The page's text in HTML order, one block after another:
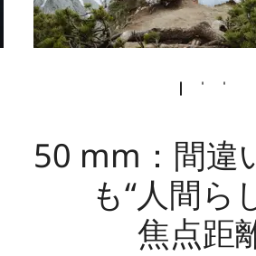
50 mm：間違
も“人間ら
焦点距